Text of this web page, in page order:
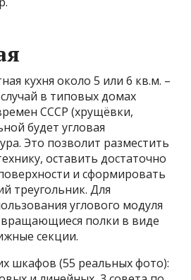
кухня около 5 или 6 кв.м. –
в типовых домах
СССР (хрущёвки,
будет угловая
Это позволит разместить
оставить достаточно
и сформировать
треугольник. Для
углового модуля
полки в виде
секции.